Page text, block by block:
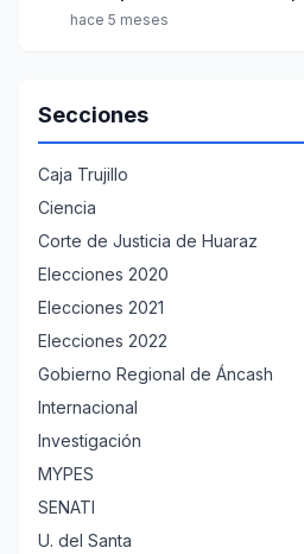
hace 5 meses
Secciones
Caja Trujillo
Ciencia
Corte de Justicia de Huaraz
Elecciones 2020
Elecciones 2021
Elecciones 2022
Gobierno Regional de Áncash
Internacional
Investigación
MYPES
SENATI
U. del Santa